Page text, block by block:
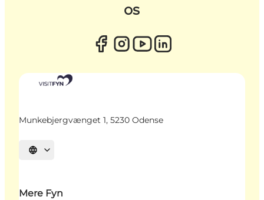
os
Munkebjergvænget 1, 5230 Odense
Vælg sprog
Mere Fyn